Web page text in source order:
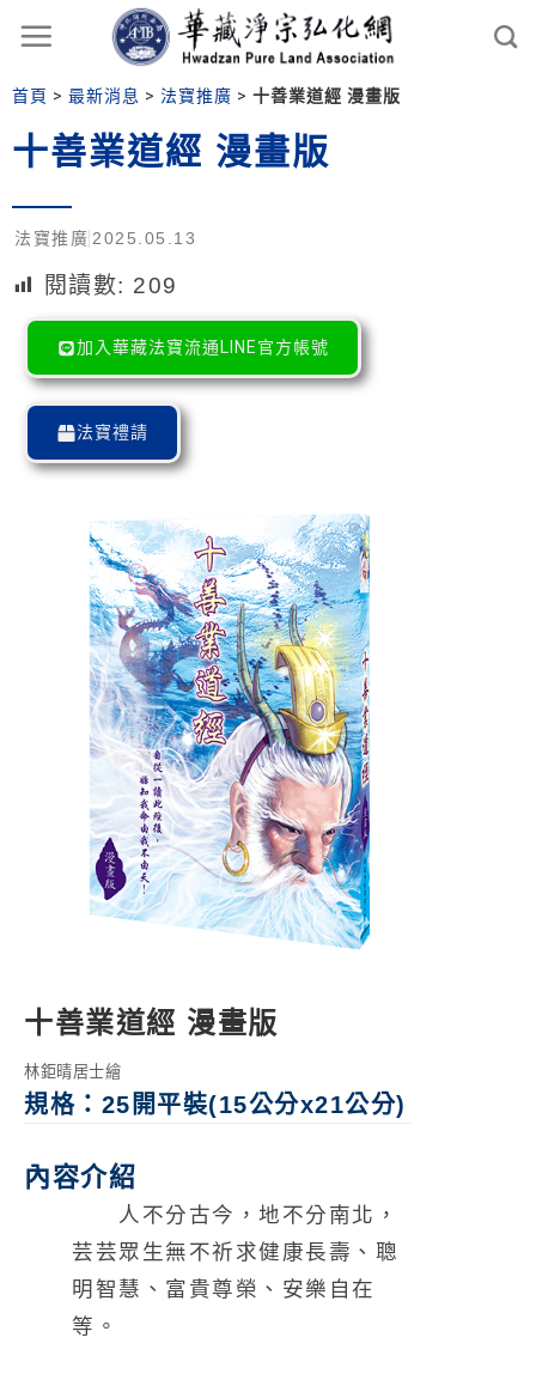
首頁 > 最新消息 > 法寶推廣 > 十善業道經 漫畫版
十善業道經 漫畫版
法寶推廣 2025.05.13
閱讀數: 209
加入華藏法寶流通LINE官方帳號
法寶禮請
十善業道經 漫畫版
林鉅晴居士繪
規格：25開平裝(15公分x21公分)
內容介紹
人不分古今，地不分南北，
芸芸眾生無不祈求健康長壽、聰
明智慧、富貴尊榮、安樂自在
等。